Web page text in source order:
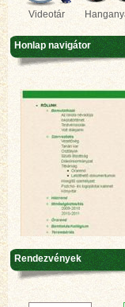
Videotár
Honlap navigátor
Rendezvények